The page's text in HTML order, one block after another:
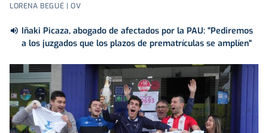
LORENA BEGUÉ | OV
Iñaki Picaza, abogado de afectados por la PAU: "Pediremos
a los juzgados que los plazos de prematrículas se amplíen"